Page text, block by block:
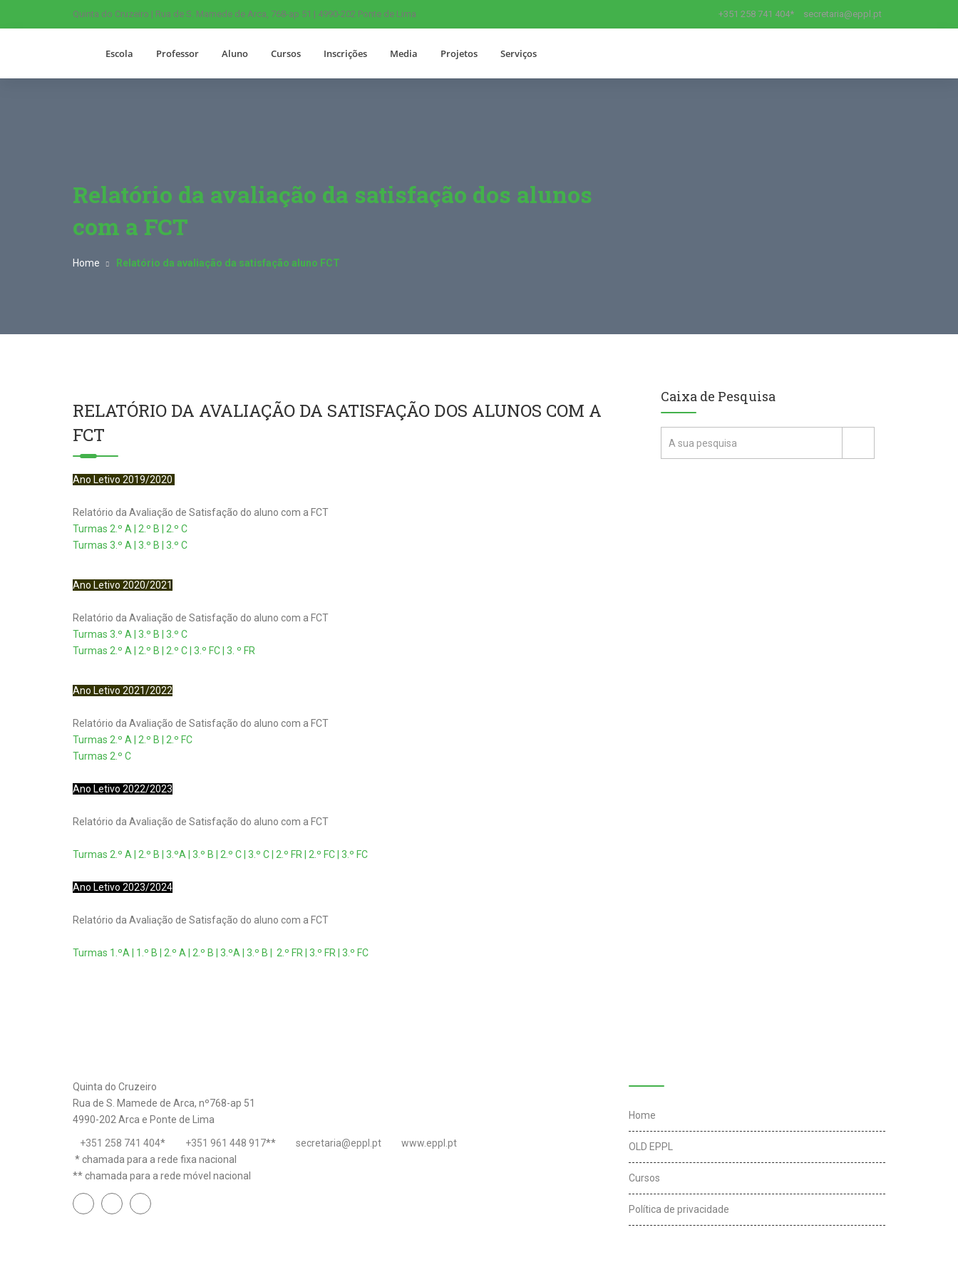
Quinta do Cruzeiro | Rua de S. Mamede de Arca, 768-ap 51 | 4990-202 Ponte de Lima +351 258 741 404* secretaria@eppl.pt
Escola Professor Aluno Cursos Inscrições Media Projetos Serviços
Relatório da avaliação da satisfação dos alunos
com a FCT
Home Relatório da avaliação da satisfação aluno FCT
RELATÓRIO DA AVALIAÇÃO DA SATISFAÇÃO DOS ALUNOS COM A
FCT
Ano Letivo 2019/2020
Relatório da Avaliação de Satisfação do aluno com a FCT
Turmas 2.º A | 2.º B | 2.º C
Turmas 3.º A | 3.º B | 3.º C
Ano Letivo 2020/2021
Relatório da Avaliação de Satisfação do aluno com a FCT
Turmas 3.º A | 3.º B | 3.º C
Turmas 2.º A | 2.º B | 2.º C | 3.º FC | 3. º FR
Ano Letivo 2021/2022
Relatório da Avaliação de Satisfação do aluno com a FCT
Turmas 2.º A | 2.º B | 2.º FC
Turmas 2.º C
Ano Letivo 2022/2023
Relatório da Avaliação de Satisfação do aluno com a FCT
Turmas 2.º A | 2.º B | 3.ºA | 3.º B | 2.º C | 3.º C | 2.º FR | 2.º FC | 3.º FC
Ano Letivo 2023/2024
Relatório da Avaliação de Satisfação do aluno com a FCT
Turmas 1.ºA | 1.º B | 2.º A | 2.º B | 3.ºA | 3.º B | 2.º FR | 3.º FR | 3.º FC
Caixa de Pesquisa
Quinta do Cruzeiro
Rua de S. Mamede de Arca, nº768-ap 51
4990-202 Arca e Ponte de Lima
+351 258 741 404* +351 961 448 917** secretaria@eppl.pt
www.eppl.pt
* chamada para a rede fixa nacional
** chamada para a rede móvel nacional
Home
OLD EPPL
Cursos
Política de privacidade